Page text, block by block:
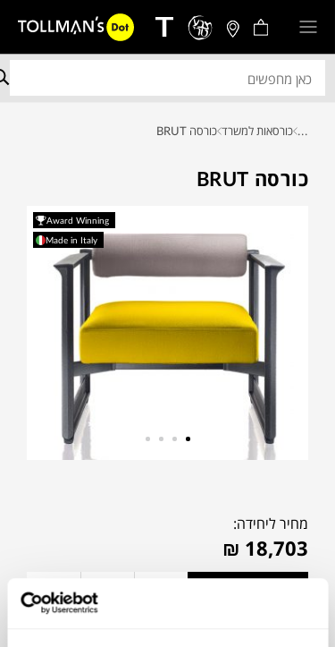
... כורסאות למשרד כורסה BRUT
כורסה BRUT
Award Winning
Made in Italy
מחיר ליחידה:
₪ 18,703